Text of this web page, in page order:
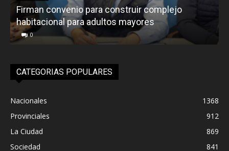
Firman convenio para construir complejo
habitacional para adultos mayores
0
CATEGORIAS POPULARES
Nacionales
1368
Provinciales
912
La Ciudad
869
Sociedad
841